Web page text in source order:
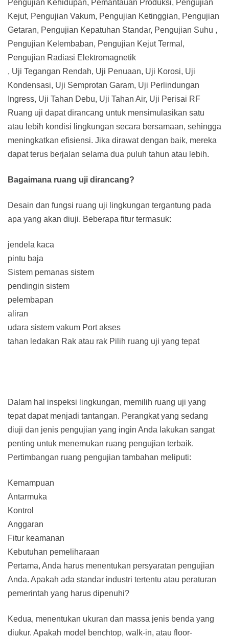
Pengujian Kehidupan, Pemantauan Produksi, Pengujian
Kejut, Pengujian Vakum, Pengujian Ketinggian, Pengujian
Getaran, Pengujian Kepatuhan Standar, Pengujian Suhu ,
Pengujian Kelembaban, Pengujian Kejut Termal,
Pengujian Radiasi Elektromagnetik
, Uji Tegangan Rendah, Uji Penuaan, Uji Korosi, Uji
Kondensasi, Uji Semprotan Garam, Uji Perlindungan
Ingress, Uji Tahan Debu, Uji Tahan Air, Uji Perisai RF
Ruang uji dapat dirancang untuk mensimulasikan satu
atau lebih kondisi lingkungan secara bersamaan, sehingga
meningkatkan efisiensi. Jika dirawat dengan baik, mereka
dapat terus berjalan selama dua puluh tahun atau lebih.
Bagaimana ruang uji dirancang?
Desain dan fungsi ruang uji lingkungan tergantung pada
apa yang akan diuji. Beberapa fitur termasuk:
jendela kaca
pintu baja
Sistem pemanas sistem
pendingin sistem
pelembapan
aliran
udara sistem vakum Port akses
tahan ledakan Rak atau rak Pilih ruang uji yang tepat
Dalam hal inspeksi lingkungan, memilih ruang uji yang
tepat dapat menjadi tantangan. Perangkat yang sedang
diuji dan jenis pengujian yang ingin Anda lakukan sangat
penting untuk menemukan ruang pengujian terbaik.
Pertimbangan ruang pengujian tambahan meliputi:
Kemampuan
Antarmuka
Kontrol
Anggaran
Fitur keamanan
Kebutuhan pemeliharaan
Pertama, Anda harus menentukan persyaratan pengujian
Anda. Apakah ada standar industri tertentu atau peraturan
pemerintah yang harus dipenuhi?
Kedua, menentukan ukuran dan massa jenis benda yang
diukur. Apakah model benchtop, walk-in, atau floor-